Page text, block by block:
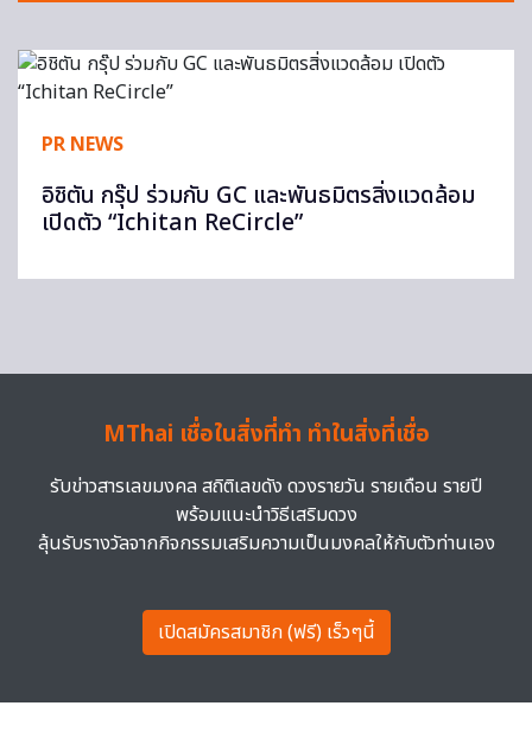
PR NEWS
อิชิตัน กรุ๊ป ร่วมกับ GC และพันธมิตรสิ่งแวดล้อม
เปิดตัว “Ichitan ReCircle”
MThai เชื่อในสิ่งที่ทำ ทำในสิ่งที่เชื่อ
รับข่าวสารเลขมงคล สถิติเลขดัง ดวงรายวัน รายเดือน รายปี
พร้อมแนะนำวิธีเสริมดวง
ลุ้นรับรางวัลจากกิจกรรมเสริมความเป็นมงคลให้กับตัวท่านเอง
เปิดสมัครสมาชิก (ฟรี) เร็วๆนี้